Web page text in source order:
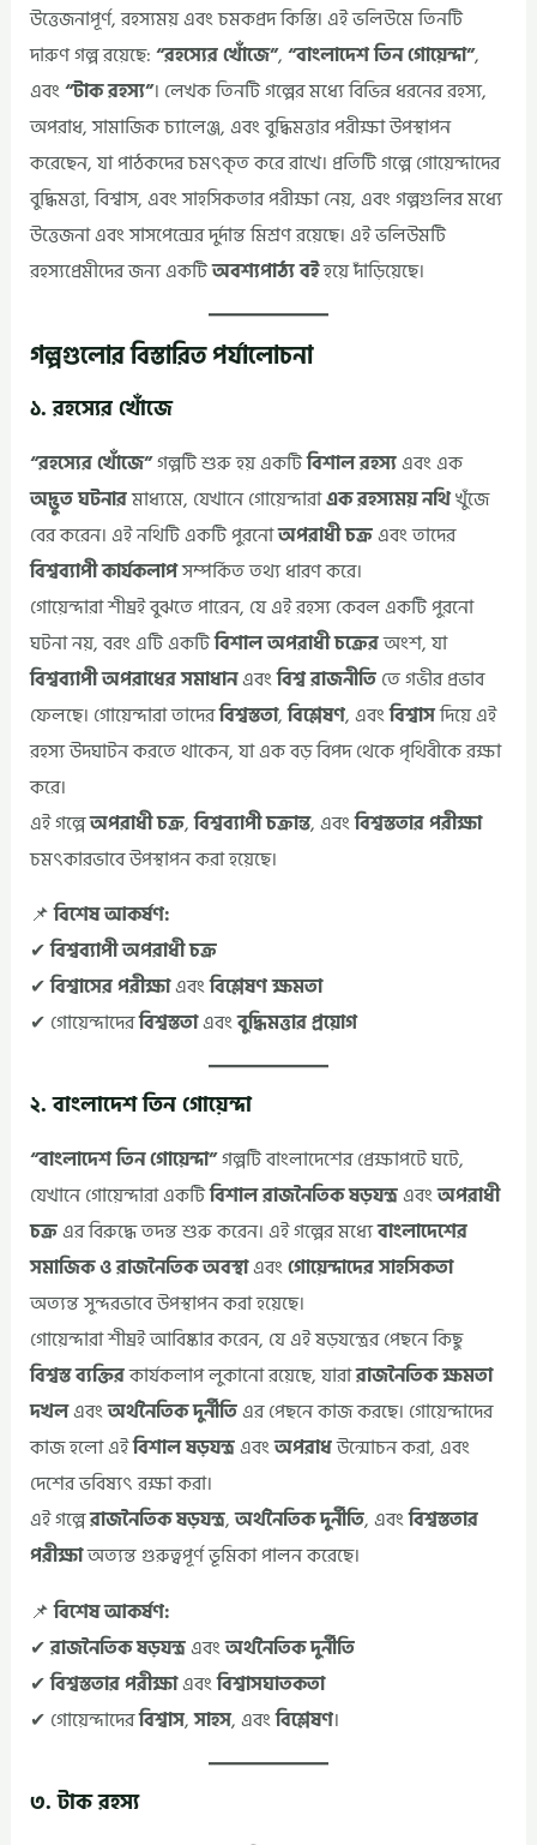
উত্তেজনাপূর্ণ, রহস্যময় এবং চমকপ্রদ কিস্তি। এই ভলিউমে তিনটি
দারুণ গল্প রয়েছে:“রহস্যের খোঁজে”,“বাংলাদেশ তিন গোয়েন্দা”,
এবং“টাক রহস্য”। লেখক তিনটি গল্পের মধ্যে বিভিন্ন ধরনের রহস্য,
অপরাধ, সামাজিক চ্যালেঞ্জ, এবং বুদ্ধিমত্তার পরীক্ষা উপস্থাপন
করেছেন, যা পাঠকদের চমৎকৃত করে রাখে। প্রতিটি গল্পে গোয়েন্দাদের
বুদ্ধিমত্তা, বিশ্বাস, এবং সাহসিকতার পরীক্ষা নেয়, এবং গল্পগুলির মধ্যে
উত্তেজনা এবং সাসপেন্সের দুর্দান্ত মিশ্রণ রয়েছে। এই ভলিউমটি
রহস্যপ্রেমীদের জন্য একটিঅবশ্যপাঠ্য বইহয়ে দাঁড়িয়েছে।
গল্পগুলোর বিস্তারিত পর্যালোচনা
১. রহস্যের খোঁজে
“রহস্যের খোঁজে”গল্পটি শুরু হয় একটিবিশাল রহস্যএবং এক
অদ্ভুত ঘটনারমাধ্যমে, যেখানে গোয়েন্দারাএক রহস্যময় নথিখুঁজে
বের করেন। এই নথিটি একটি পুরনোঅপরাধী চক্রএবং তাদের
বিশ্বব্যাপী কার্যকলাপসম্পর্কিত তথ্য ধারণ করে।
গোয়েন্দারা শীঘ্রই বুঝতে পারেন, যে এই রহস্য কেবল একটি পুরনো
ঘটনা নয়, বরং এটি একটিবিশাল অপরাধী চক্রেরঅংশ, যা
বিশ্বব্যাপী অপরাধের সমাধানএবংবিশ্ব রাজনীতিতে গভীর প্রভাব
ফেলছে। গোয়েন্দারা তাদেরবিশ্বস্ততা,বিশ্লেষণ, এবংবিশ্বাসদিয়ে এই
রহস্য উদঘাটন করতে থাকেন, যা এক বড় বিপদ থেকে পৃথিবীকে রক্ষা
করে।
এই গল্পেঅপরাধী চক্র,বিশ্বব্যাপী চক্রান্ত, এবংবিশ্বস্ততার পরীক্ষা
চমৎকারভাবে উপস্থাপন করা হয়েছে।
📌বিশেষ আকর্ষণ:
✔বিশ্বব্যাপী অপরাধী চক্র
✔বিশ্বাসের পরীক্ষাএবংবিশ্লেষণ ক্ষমতা
✔ গোয়েন্দাদেরবিশ্বস্ততাএবংবুদ্ধিমত্তার প্রয়োগ
২. বাংলাদেশ তিন গোয়েন্দা
“বাংলাদেশ তিন গোয়েন্দা”গল্পটি বাংলাদেশের প্রেক্ষাপটে ঘটে,
যেখানে গোয়েন্দারা একটিবিশাল রাজনৈতিক ষড়যন্ত্রএবংঅপরাধী
চক্রএর বিরুদ্ধে তদন্ত শুরু করেন। এই গল্পের মধ্যেবাংলাদেশের
সমাজিক ও রাজনৈতিক অবস্থাএবংগোয়েন্দাদের সাহসিকতা
অত্যন্ত সুন্দরভাবে উপস্থাপন করা হয়েছে।
গোয়েন্দারা শীঘ্রই আবিষ্কার করেন, যে এই ষড়যন্ত্রের পেছনে কিছু
বিশ্বস্ত ব্যক্তিরকার্যকলাপ লুকানো রয়েছে, যারারাজনৈতিক ক্ষমতা
দখলএবংঅর্থনৈতিক দুর্নীতিএর পেছনে কাজ করছে। গোয়েন্দাদের
কাজ হলো এইবিশাল ষড়যন্ত্রএবংঅপরাধউন্মোচন করা, এবং
দেশের ভবিষ্যৎ রক্ষা করা।
এই গল্পেরাজনৈতিক ষড়যন্ত্র,অর্থনৈতিক দুর্নীতি, এবংবিশ্বস্ততার
পরীক্ষাঅত্যন্ত গুরুত্বপূর্ণ ভূমিকা পালন করেছে।
📌বিশেষ আকর্ষণ:
✔রাজনৈতিক ষড়যন্ত্রএবংঅর্থনৈতিক দুর্নীতি
✔বিশ্বস্ততার পরীক্ষাএবংবিশ্বাসঘাতকতা
✔ গোয়েন্দাদেরবিশ্বাস,সাহস, এবংবিশ্লেষণ।
৩. টাক রহস্য